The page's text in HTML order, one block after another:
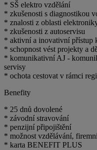
* SŠ elektro vzdělání
* zkušenosti s diagnostikou
* znalosti z oblasti
* zkušenosti z autoservisu
* aktivní a inovativní přístup
* schopnost vést projekty a
* komunikativní AJ -
servisy
* ochota cestovat v rámci
Benefity
* 25 dnů dovolené
* závodní stravování
* penzijní připojištění
* možnost vzdělávání,
* karta BENEFIT PLUS